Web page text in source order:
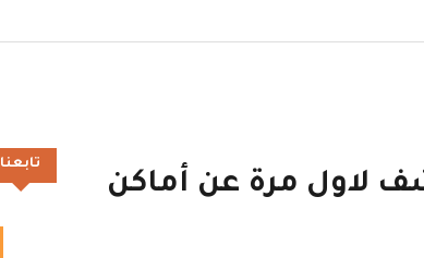
لاول مرة عن أماكن
تابعنا